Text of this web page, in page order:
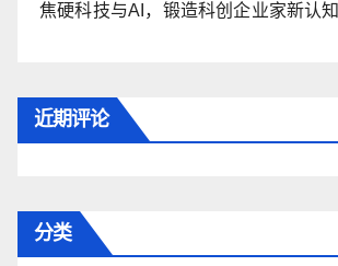
焦硬科技与AI，锻造科创企业家新认知
近期评论
分类